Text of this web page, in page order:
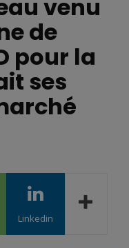
venu
de
pour la
ses
Linkedin